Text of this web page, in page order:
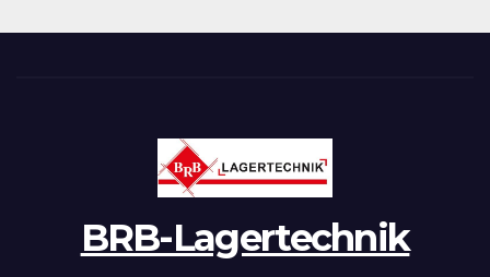
BRB-Lagertechnik